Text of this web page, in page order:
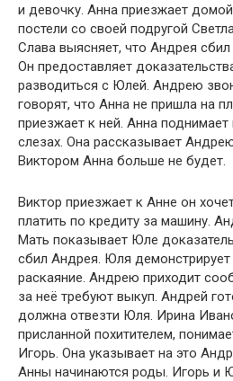
и девочку. Анна приезжает
постели со своей подругой
Слава выясняет, что Андрея
Он предоставляет
разводиться с Юлей. Андрею
говорят, что Анна не пришла на
приезжает к ней. Анна поднимает
слезах. Она рассказывает
Виктором Анна больше не будет.
Виктор приезжает к Анне он
платить по кредиту за машину.
Мать показывает Юле
сбил Андрея. Юля
раскаяние. Андрею приходит
за неё требуют выкуп. Андрей
должна отвезти Юля. Ирина
присланной похитителем,
Игорь. Она указывает на это
Анны начинаются роды. Игорь и